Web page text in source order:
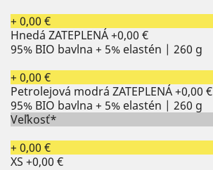
+ 0,00 €
Hnedá ZATEPLENÁ+0,00 €
95% BIO bavlna + 5% elastén | 260 g
+ 0,00 €
Petrolejová modrá ZATEPLENÁ+0,00 €
95% BIO bavlna + 5% elastén | 260 g
Veľkosť*
+ 0,00 €
XS +0,00 €